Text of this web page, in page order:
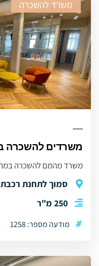
משרד להשכרה
משרדים להשכרה
משרד מהמם להשכרה
סמוך לתחנת
250 מ"ר
# מודעה מספר: 1258